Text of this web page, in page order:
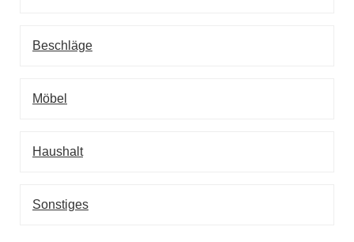
Beschläge
Möbel
Haushalt
Sonstiges